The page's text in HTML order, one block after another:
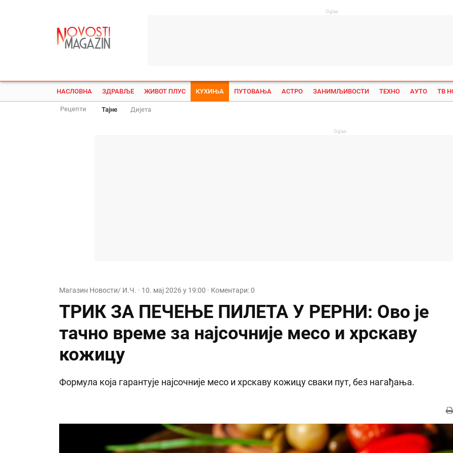
Oglas
НАСЛОВНА ЗДРАВЉЕ ЖИВОТ ПЛУС КУХИЊА
Рецепти Тајне Дијета
ПУТОВАЊА АСТРО ЗАНИМЉИВОСТИ ТЕХНО АУТО ТВ
Oglas
Магазин Новости/ И.Ч. · 10. мај 2026 у 19:00 · Коментари: 0
ТРИК ЗА ПЕЧЕЊЕ ПИЛЕТА У РЕРНИ: Ово је
тачно време за најсочније месо и хрскаву
кожицу
Формула која гарантује најсочније месо и хрскаву кожицу сваки пут, без нагађања.